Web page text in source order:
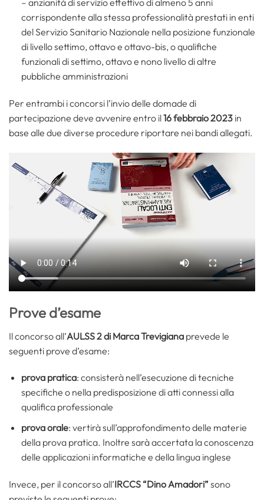
– anzianità di servizio effettivo di almeno 5 anni
corrispondente alla stessa professionalità prestati in enti
del Servizio Sanitario Nazionale nella posizione funzionale
di livello settimo, ottavo e ottavo-bis, o qualifiche
funzionali di settimo, ottavo e nono livello di altre
pubbliche amministrazioni
Per entrambi i concorsi l’invio delle domade di
partecipazione deve avvenire entro il16 febbraio 2023 in
base alle due diverse procedure riportare nei bandi allegati.
Prove d’esame
Il concorso all’AULSS 2 di Marca Trevigiana prevede le
seguenti prove d’esame:
prova pratica: consisterà nell’esecuzione di tecniche
specifiche o nella predisposizione di atti connessi alla
qualifica professionale
prova orale: vertirà sull’approfondimento delle materie
della prova pratica. Inoltre sarà accertata la conoscenza
delle applicazioni informatiche e della lingua inglese
Invece, per il concorso all’IRCCS “Dino Amadori”sono